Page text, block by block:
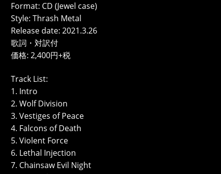
Format: CD (Jewel case)
Style: Thrash Metal
Release date: 2021.3.26
歌詞・対訳付
価格: 2,400円+税
Track List:
1. Intro
2. Wolf Division
3. Vestiges of Peace
4. Falcons of Death
5. Violent Force
6. Lethal Injection
7. Chainsaw Evil Night